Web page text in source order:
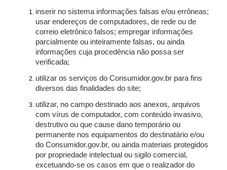
inserir no sistema informações falsas e/ou errôneas;
usar endereços de computadores, de rede ou de
correio eletrônico falsos; empregar informações
parcialmente ou inteiramente falsas, ou ainda
informações cuja procedência não possa ser
verificada;
utilizar os serviços do Consumidor.gov.br para fins
diversos das finalidades do site;
utilizar, no campo destinado aos anexos, arquivos
com vírus de computador, com conteúdo invasivo,
destrutivo ou que cause dano temporário ou
permanente nos equipamentos do destinatário e/ou
do Consumidor.gov.br, ou ainda materiais protegidos
por propriedade intelectual ou sigilo comercial,
excetuando-se os casos em que o realizador do